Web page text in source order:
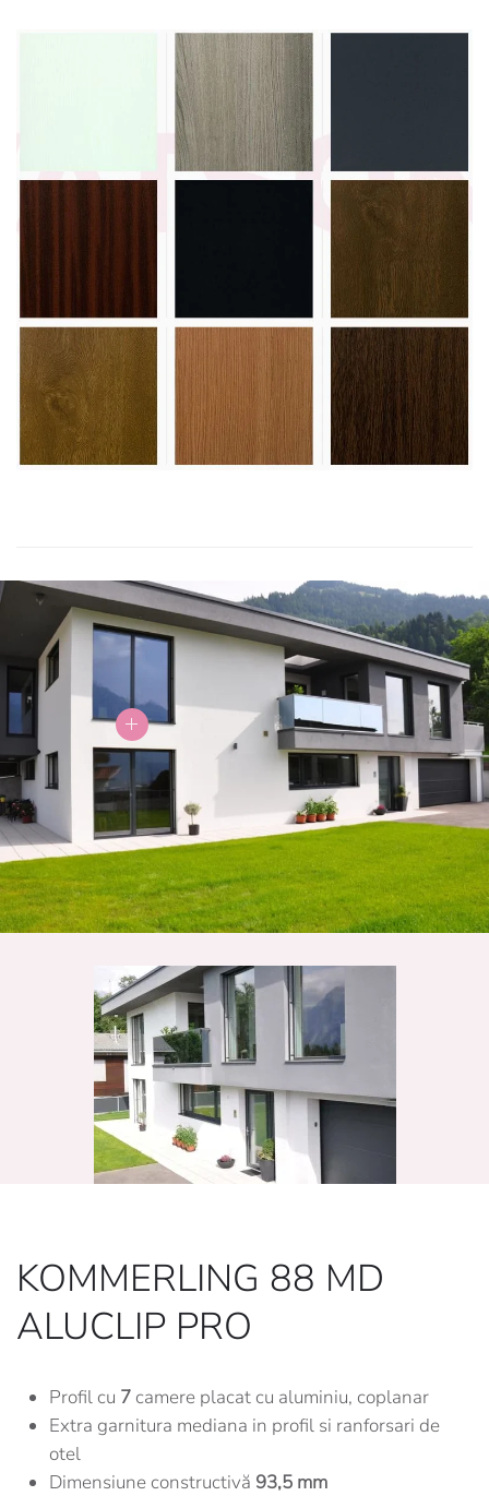
KOMMERLING 88 MD
ALUCLIP PRO
Profil cu 7 camere placat cu aluminiu, coplanar
Extra garnitura mediana in profil si ranforsari de
otel
Dimensiune constructivă 93,5 mm